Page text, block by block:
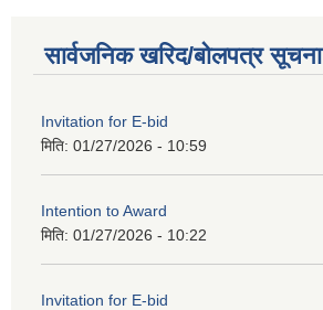
सार्वजनिक खरिद/बोलपत्र सूचना
Invitation for E-bid
मिति: 01/27/2026 - 10:59
Intention to Award
मिति: 01/27/2026 - 10:22
Invitation for E-bid